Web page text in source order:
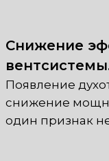
Снижение
Появление
снижение
один признак